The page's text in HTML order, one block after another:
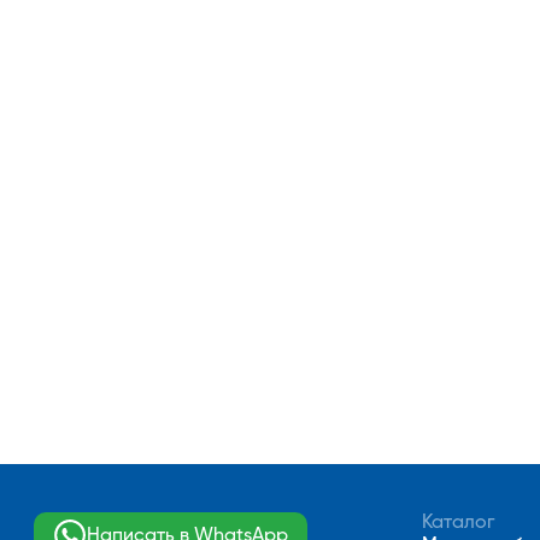
Написать в WhatsApp
Каталог